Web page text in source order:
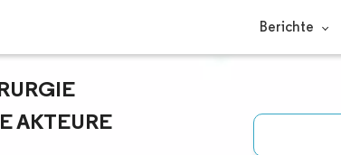
Berichte
AKTEURE